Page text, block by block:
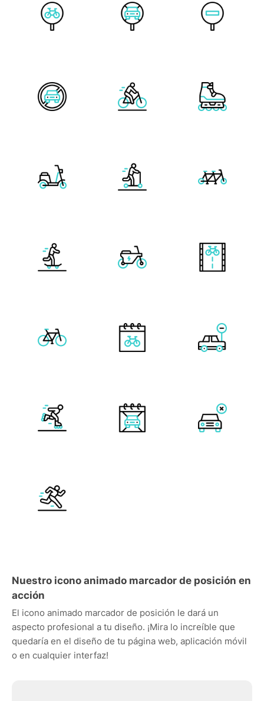
Nuestro icono animado marcador de posición en
acción
El icono animado marcador de posición le dará un
aspecto profesional a tu diseño. ¡Mira lo increíble que
quedaría en el diseño de tu página web, aplicación móvil
o en cualquier interfaz!